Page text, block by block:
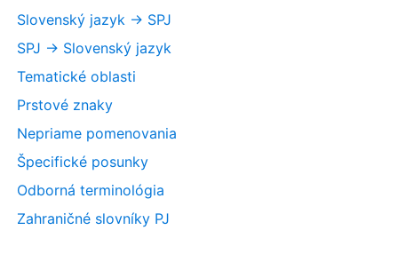
Slovenský jazyk -> SPJ
SPJ -> Slovenský jazyk
Tematické oblasti
Prstové znaky
Nepriame pomenovania
Špecifické posunky
Odborná terminológia
Zahraničné slovníky PJ